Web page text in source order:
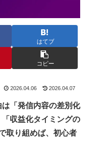
はてブ
コピー
2026.04.06 2026.04.07
「発信内容の差別化
収益化タイミングの
取り組めば、初心者